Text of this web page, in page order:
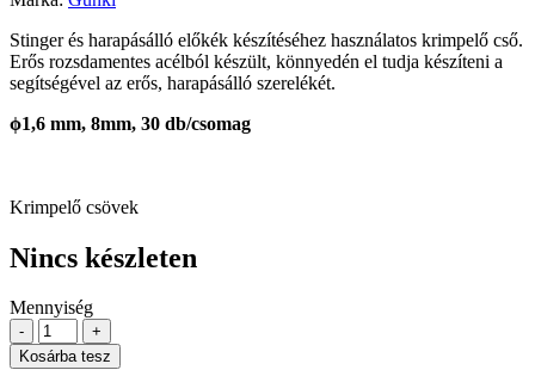
Stinger és harapásálló előkék készítéséhez használatos krimpelő cső.
Erős rozsdamentes acélból készült, könnyedén el tudja készíteni a
segítségével az erős, harapásálló szerelékét.
ϕ1,6 mm, 8mm, 30 db/csomag
Krimpelő csövek
Nincs készleten
Mennyiség
-
+
Kosárba tesz